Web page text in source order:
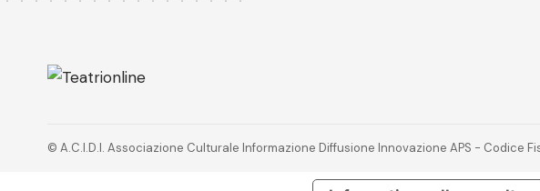
© A.C.I.D.I. Associazione Culturale Informazione Diffusione Innovazione APS - Codice